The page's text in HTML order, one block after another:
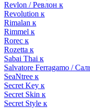
Revlon / Ревлон к
Revolution к
Rimalan к
Rimmel к
Rorec к
Rozetta к
Sabai Thai к
Salvatore Ferragamo /
SeaNtree к
Secret Key к
Secret Skin к
Secret Style к